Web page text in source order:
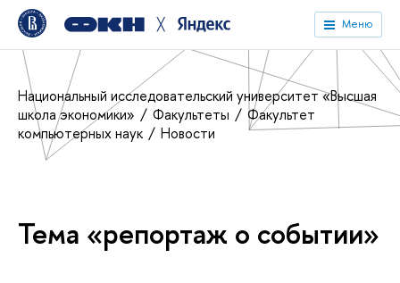
╳ Меню
Национальный исследовательский университет «Высшая
школа экономики»
Факультеты
Факультет
компьютерных наук
Новости
Тема «репортаж о событии»